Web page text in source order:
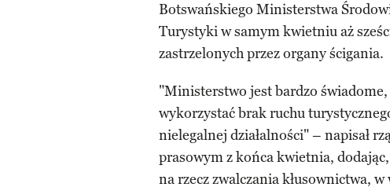
Botswańskiego Ministerstwa
Turystyki w samym kwietniu aż
zastrzelonych przez organy ścigania.
"Ministerstwo jest bardzo
wykorzystać brak ruchu
nielegalnej działalności" – napisał
prasowym z końca kwietnia,
na rzecz zwalczania kłusownictwa,